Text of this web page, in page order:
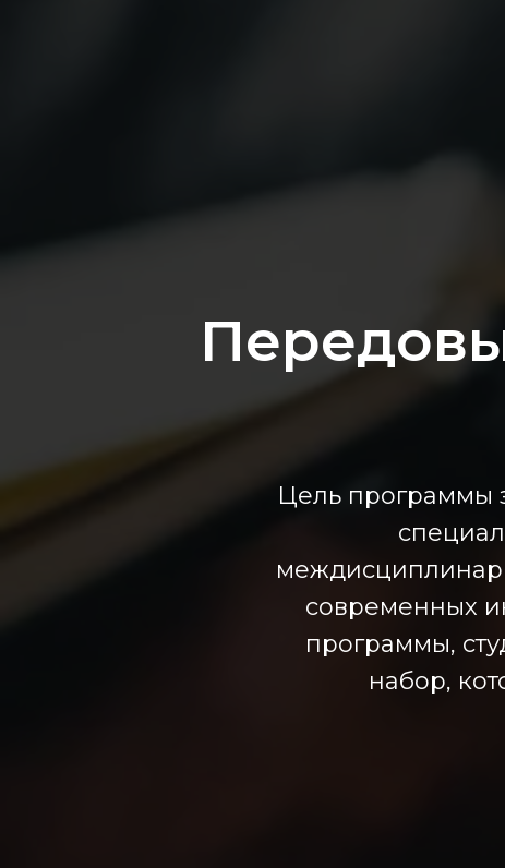
Цель программы
современных
программы,
набор,